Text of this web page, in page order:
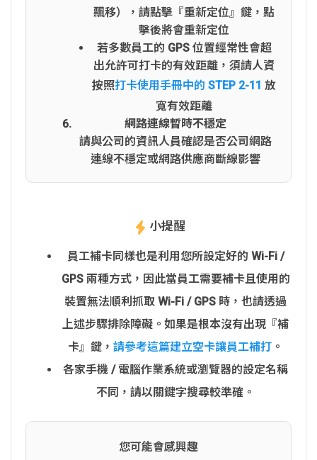
飄移），請點擊『重新定位』鍵，點
擊後將會重新定位
若多數員工的 GPS 位置經常性會超
出允許可打卡的有效距離，須請人資
按照打卡使用手冊中的 STEP 2-11 放
寬有效距離
網路連線暫時不穩定
請與公司的資訊人員確認是否公司網路
連線不穩定或網路供應商斷線影響
小提醒
員工補卡同樣也是利用您所設定好的 Wi-Fi /
GPS 兩種方式，因此當員工需要補卡且使用的
裝置無法順利抓取 Wi-Fi / GPS 時，也請透過
上述步驟排除障礙。如果是根本沒有出現『補
卡』鍵， 請參考這篇建立空卡讓員工補打 。
各家手機 / 電腦作業系統或瀏覽器的設定名稱
不同，請以關鍵字搜尋較準確。
您可能會感興趣